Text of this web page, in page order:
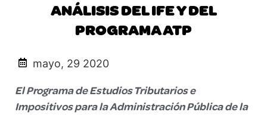
ANÁLISIS DEL IFE Y DEL
PROGRAMA ATP
mayo, 29 2020
El Programa de Estudios Tributarios e
Impositivos para la Administración Pública de la